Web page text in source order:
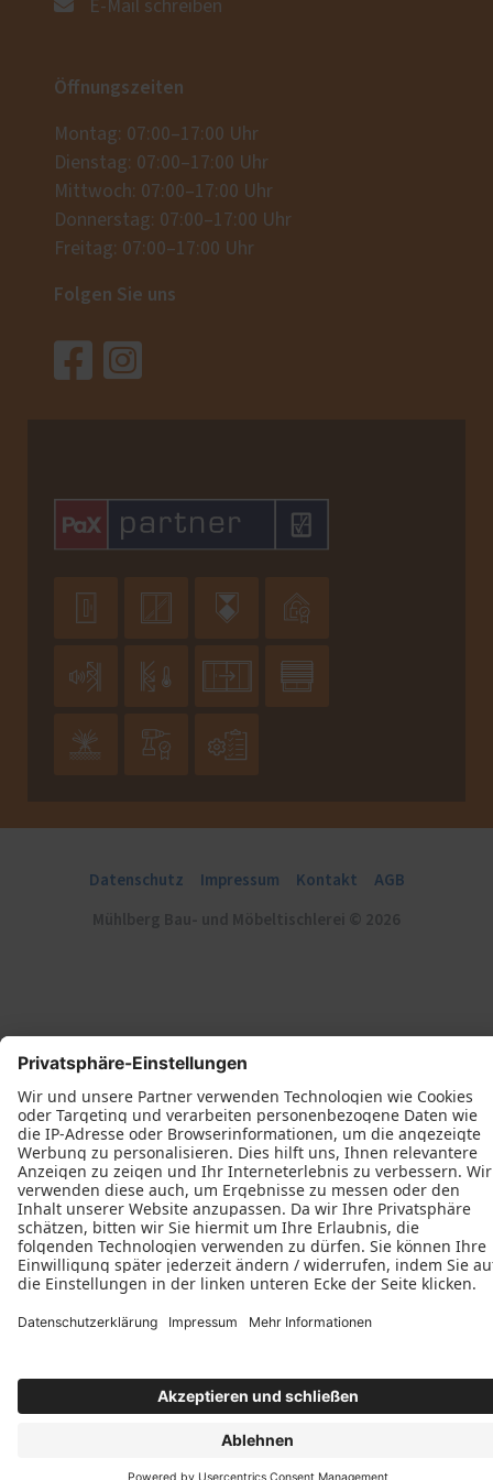
E-Mail schreiben
Öffnungszeiten
Montag: 07:00–17:00 Uhr
Dienstag: 07:00–17:00 Uhr
Mittwoch: 07:00–17:00 Uhr
Donnerstag: 07:00–17:00 Uhr
Freitag: 07:00–17:00 Uhr
Folgen Sie uns
   
   
  
Datenschutz Impressum Kontakt
AGB